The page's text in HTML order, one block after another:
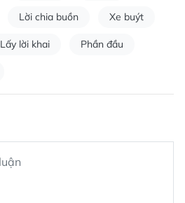
Lời chia buồn Xe buýt
Lấy lời khai Phần đầu